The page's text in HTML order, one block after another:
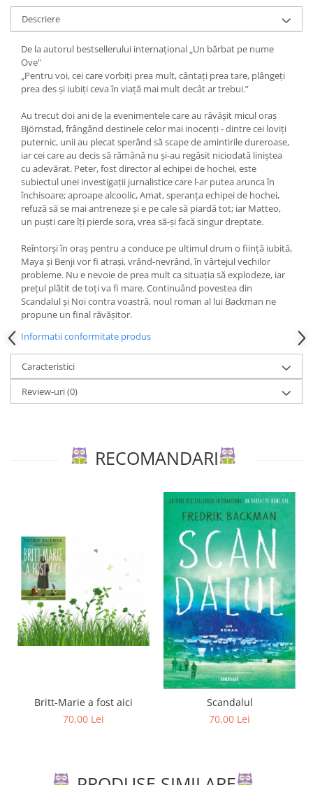
Editura Gama
Editura Kreativ
Editura Litera
Editura Lizuka Educativ
Editura Nemira
Editura Nomina
Editura Pandora M
Editura Portocala Albastră
Editura Scriptum
Editura Sophia
Editura Usborne
Editura Vellant
Editura Verba
Descriere
De la autorul bestsellerului internațional „Un bărbat pe nume
Ove"
„Pentru voi, cei care vorbiți prea mult, cântați prea tare, plângeți
prea des și iubiți ceva în viață mai mult decât ar trebui.”
Au trecut doi ani de la evenimentele care au răvășit micul oraș
Björnstad, frângând destinele celor mai inocenți - dintre cei loviți
puternic, unii au plecat sperând să scape de amintirile dureroase,
iar cei care au decis să rămână nu și-au regăsit niciodată liniștea
cu adevărat. Peter, fost director al echipei de hochei, este
subiectul unei investigații jurnalistice care l-ar putea arunca în
închisoare; aproape alcoolic, Amat, speranța echipei de hochei,
refuză să se mai antreneze și e pe cale să piardă tot; iar Matteo,
un puști care îți pierde sora, vrea să-și facă singur dreptate.
Reîntorși în oraș pentru a conduce pe ultimul drum o ființă iubită,
Maya și Benji vor fi atrași, vrând-nevrând, în vârtejul vechilor
probleme. Nu e nevoie de prea mult ca situația să explodeze, iar
prețul plătit de toți va fi mare. Continuând povestea din
Scandalul și Noi contra voastră, noul roman al lui Backman ne
propune un final răvășitor.
Informatii conformitate produs
Caracteristici
Review-uri(0)
RECOMANDARI
Britt-Marie a fost aici
70,00 Lei
Scandalul
70,00 Lei